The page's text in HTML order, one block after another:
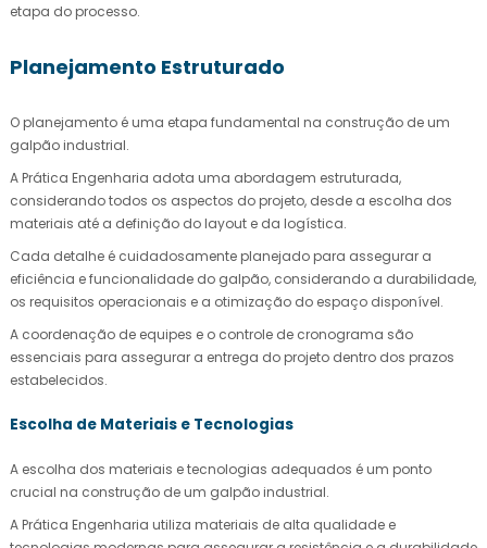
etapa do processo.
Planejamento Estruturado
O planejamento é uma etapa fundamental na construção de um
galpão industrial.
A Prática Engenharia adota uma abordagem estruturada,
considerando todos os aspectos do projeto, desde a escolha dos
materiais até a definição do layout e da logística.
Cada detalhe é cuidadosamente planejado para assegurar a
eficiência e funcionalidade do galpão, considerando a durabilidade,
os requisitos operacionais e a otimização do espaço disponível.
A coordenação de equipes e o controle de cronograma são
essenciais para assegurar a entrega do projeto dentro dos prazos
estabelecidos.
Escolha de Materiais e Tecnologias
A escolha dos materiais e tecnologias adequados é um ponto
crucial na construção de um galpão industrial.
A Prática Engenharia utiliza materiais de alta qualidade e